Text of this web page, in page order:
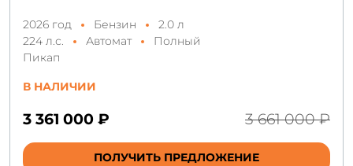
2026 год Бензин
2.0 л
224 л.с.
Автомат
Полный
Пикап
В НАЛИЧИИ
3 361 000 ₽ 3 661 000 ₽
ПОЛУЧИТЬ ПРЕДЛОЖЕНИЕ